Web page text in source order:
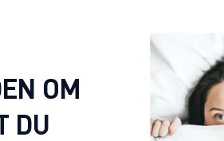
OM
DU